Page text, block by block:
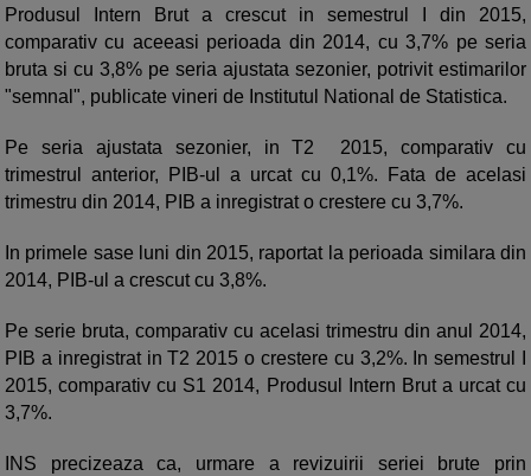
Produsul Intern Brut a crescut in semestrul I din 2015,
comparativ cu aceeasi perioada din 2014, cu 3,7% pe seria
bruta si cu 3,8% pe seria ajustata sezonier, potrivit estimarilor
"semnal", publicate vineri de Institutul National de Statistica.
Pe seria ajustata sezonier, in T2 2015, comparativ cu
trimestrul anterior, PIB-ul a urcat cu 0,1%. Fata de acelasi
trimestru din 2014, PIB a inregistrat o crestere cu 3,7%.
In primele sase luni din 2015, raportat la perioada similara din
2014, PIB-ul a crescut cu 3,8%.
Pe serie bruta, comparativ cu acelasi trimestru din anul 2014,
PIB a inregistrat in T2 2015 o crestere cu 3,2%. In semestrul I
2015, comparativ cu S1 2014, Produsul Intern Brut a urcat cu
3,7%.
INS precizeaza ca, urmare a revizuirii seriei brute prin